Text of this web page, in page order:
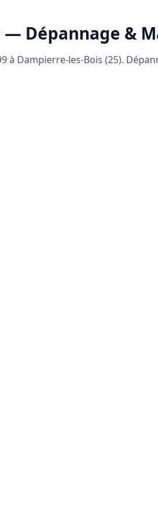
Dépannage &
à Dampierre-les-Bois (25).